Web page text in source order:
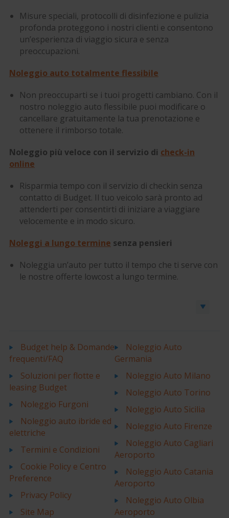
Misure speciali, protocolli di disinfezione e pulizia
profonda proteggono i nostri clienti e consentono
un’esperienza di viaggio sicura e senza
preoccupazioni.
Noleggio auto totalmente flessibile
Non preoccuparti se i tuoi progetti cambiano. Con il
nostro noleggio auto flessibile puoi modificare o
cancellare gratuitamente la tua prenotazione e
ottenere il rimborso totale.
Noleggio più veloce con il servizio di check-in
online
Risparmia tempo con il servizio di checkin senza
contatto di Budget. Il tuo veicolo sarà pronto ad
attenderti per consentirti di iniziare a viaggiare
velocemente e in modo sicuro.
Noleggi a lungo termine senza pensieri
Noleggia un’auto per tutto il tempo che ti serve con
le nostre offerte lowcost a lungo termine.
Budget help & Domande
frequenti/FAQ
Soluzioni per flotte e
leasing Budget
Noleggio Furgoni
Noleggio auto ibride ed
elettriche
Termini e Condizioni
Cookie Policy e Centro
Preference
Privacy Policy
Site Map
Noleggio Auto
Germania
Noleggio Auto Milano
Noleggio Auto Torino
Noleggio Auto Sicilia
Noleggio Auto Firenze
Noleggio Auto Cagliari
Aeroporto
Noleggio Auto Catania
Aeroporto
Noleggio Auto Olbia
Aeroporto